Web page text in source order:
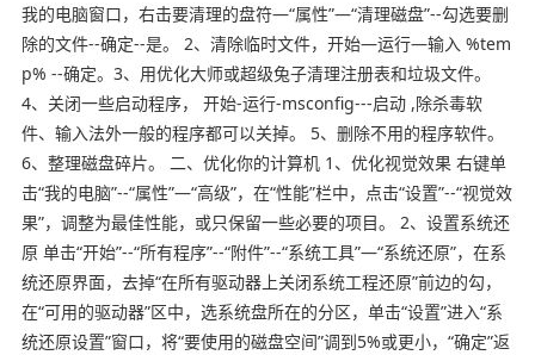
我的电脑窗口，右击要清理的盘符—“属性”—“清理磁盘”--勾选要删
除的文件--确定--是。 2、清除临时文件，开始—运行—输入 %tem
p% --确定。3、用优化大师或超级兔子清理注册表和垃圾文件。
4、关闭一些启动程序， 开始-运行-msconfig---启动 ,除杀毒软
件、输入法外一般的程序都可以关掉。 5、删除不用的程序软件。
6、整理磁盘碎片。 二、优化你的计算机 1、优化视觉效果 右键单
击“我的电脑”--“属性”—“高级”，在“性能”栏中，点击“设置”--“视觉效
果”，调整为最佳性能，或只保留一些必要的项目。 2、设置系统还
原 单击“开始”--“所有程序”--“附件”--“系统工具”—“系统还原”，在系
统还原界面，去掉“在所有驱动器上关闭系统工程还原”前边的勾，
在“可用的驱动器”区中，选系统盘所在的分区，单击“设置”进入“系
统还原设置”窗口，将“要使用的磁盘空间”调到5%或更小，“确定”返